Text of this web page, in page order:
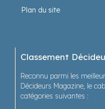
Plan du site
Classement
Reconnu parmi les
Décideurs Magazine, le
catégories suivantes :